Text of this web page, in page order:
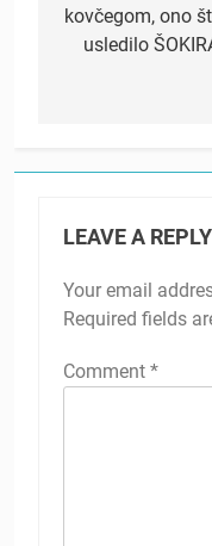
kovčegom, ono
usledilo
LEAVE A REPLY
Your email
Required fields
Comment *